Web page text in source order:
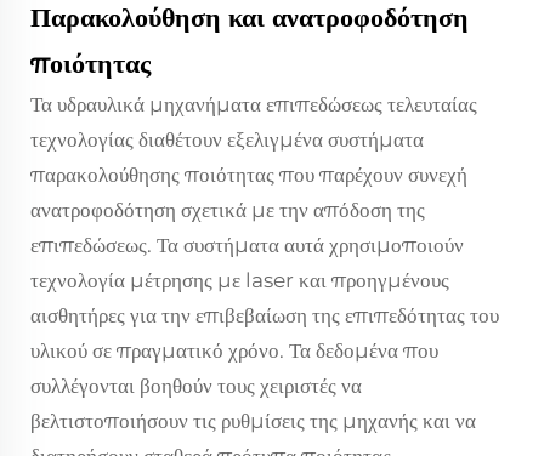
Παρακολούθηση και ανατροφοδότηση
ποιότητας
Τα υδραυλικά μηχανήματα επιπεδώσεως τελευταίας
τεχνολογίας διαθέτουν εξελιγμένα συστήματα
παρακολούθησης ποιότητας που παρέχουν συνεχή
ανατροφοδότηση σχετικά με την απόδοση της
επιπεδώσεως. Τα συστήματα αυτά χρησιμοποιούν
τεχνολογία μέτρησης με laser και προηγμένους
αισθητήρες για την επιβεβαίωση της επιπεδότητας του
υλικού σε πραγματικό χρόνο. Τα δεδομένα που
συλλέγονται βοηθούν τους χειριστές να
βελτιστοποιήσουν τις ρυθμίσεις της μηχανής και να